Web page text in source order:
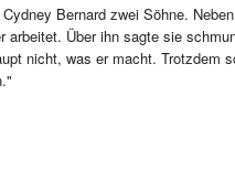
Bernard zwei Söhne.
arbeitet. Über ihn sagte sie
nicht, was er macht. Trotzdem